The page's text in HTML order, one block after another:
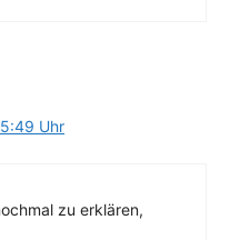
Uhr
zu erklären,